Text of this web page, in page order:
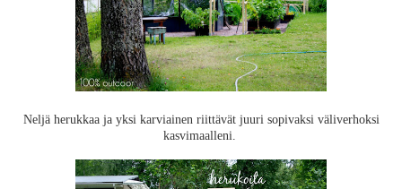
Neljä herukkaa ja yksi karviainen riittävät juuri sopivaksi väliverhoksi
kasvimaalleni.